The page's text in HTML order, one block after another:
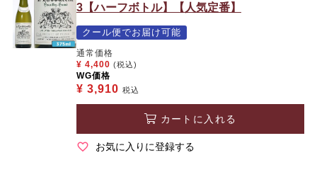
3【ハーフボトル】【人気定番】
クール便でお届け可能
通常価格
¥ 4,400 (税込)
WG価格
¥ 3,910 税込
カートに入れる
お気に入りに登録する